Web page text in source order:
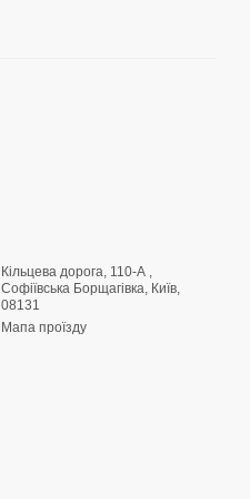
Кільцева дорога, 110-А ,
Софіївська Борщагівка, Київ,
08131
Мапа проїзду